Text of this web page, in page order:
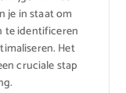
je in staat om
te identificeren
Het
cruciale stap